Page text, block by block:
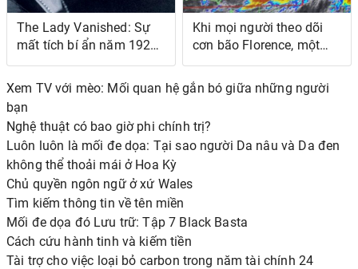
The Lady Vanished: Sự
mất tích bí ẩn năm 1926
của Agatha Christie
Khi mọi người theo dõi
cơn bão Florence, một
siêu bão mạnh hơn nhiều
sắp đổ bộ vào Trung
Quốc và Philippines
Xem TV với mèo: Mối quan hệ gắn bó giữa những người
bạn
Nghệ thuật có bao giờ phi chính trị?
Luôn luôn là mối đe dọa: Tại sao người Da nâu và Da đen
không thể thoải mái ở Hoa Kỳ
Chủ quyền ngôn ngữ ở xứ Wales
Tìm kiếm thông tin về tên miền
Mối đe dọa đó Lưu trữ: Tập 7 Black Basta
Cách cứu hành tinh và kiếm tiền
Tài trợ cho việc loại bỏ carbon trong năm tài chính 24